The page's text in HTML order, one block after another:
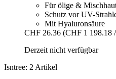
Für ölige &
Schutz vor UV-
Mit Hyaluronsäure
CHF 26.36 (CHF 1 198.18
Derzeit nicht verfügbar
Isntree: 2 Artikel